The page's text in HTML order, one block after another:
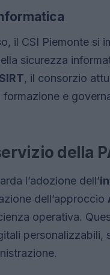
il CSI Piemonte si
sicurezza
, il consorzio
e
della
l’adozione dell’
dell’approccio
operativa.
personalizzabili,